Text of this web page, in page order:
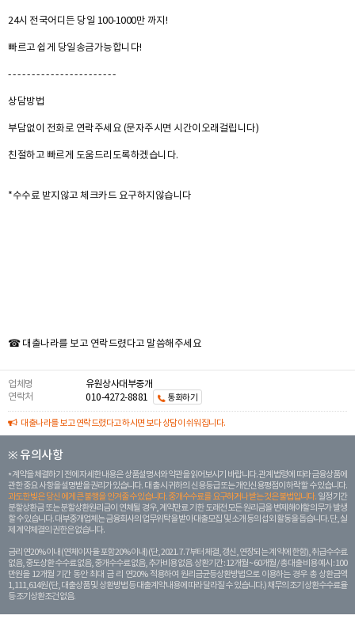
24시 전국어디든 당일 100-1000만 까지!
빠르고 쉽게 당일송금가능합니다!
- - - - - - - - - - - - - - - - - - - - - - -
상담방법
부담없이 전화로 연락주세요 (문자주시면 시간이오래걸립니다)
친절하고 빠르게 도움드리도록하겠습니다.
*수수료 받지않고 체크카드 요구하지않습니다
☎ 대출나라를 보고 연락드렸다고 말씀해주세요
업체명
유원상사대부중개
연락처
010-4272-8881 통화하기
대출나라를 보고 연락드렸다고 하시면 보다 상담이 쉬워집니다.
※ 유의사항
계약을 체결하기 전에 자세한 내용은 상품설명서와 약관을 읽어보시기 바랍니다. 관계 법령에 따라 금융상품에
관한 중요 사항을 설명받을 권리가 있습니다. 대 출 시 귀하의 신용등급 또는 개인신용평점이 하락할 수 있습니다.
과도한 빚은 당신 에게 큰 불행을 안겨줄 수 있습니다. 중개수수료를 요구하거나 받는 것은 불법입니다. 일정 기간
분할상환금 또는 분할상환원리금이 연체될 경우, 계약만료 기한 도래전 모든 원리금을 변제해야할 의무가 발생
할 수 있습니다. 대부중개업체는 금융회사의 업무위탁을 받아 대출모집 및 소개 등의 섭외 활동을 돕습니다. 단, 실
제 계약체결의 권한은 없습니다.
금리 연20% 이내 (연체이자율 포함 20% 이내) (단, 2021. 7. 7부터 체결, 갱신, 연장되는 계 약에 한함), 취급수수료
없음, 중도상환 수수료 없음, 중개수수료 없음, 추가비용 없음. 상환기간 : 12개월 ~ 60개월 / 총 대출 비용 예시 : 100
만원을 12개월 기간 동안 최대 금 리 연20% 적용하여 원리금균등상환방법으로 이용하는 경우 총 상환금액
1,111,614원 (단, 대출상품 및 상환방법 등 대출계약 내용에 따라 달라질 수 있습니다.) 채무의 조기 상환수수료율
등 조기상환조건 없음.